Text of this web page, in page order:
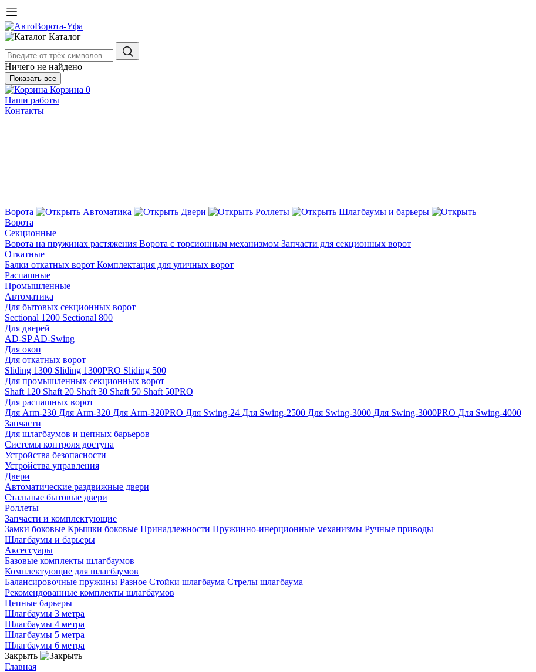
Каталог
Ничего не найдено
Показать все
Корзина 0
Наши работы
Контакты
Ворота Автоматика Двери Роллеты
Шлагбаумы и барьеры
Ворота
Секционные
Ворота на пружинах растяжения Ворота с торсионным механизмом Запчасти для секционных ворот
Откатные
Балки откатных ворот Комплектация для уличных ворот
Распашные
Промышленные
Автоматика
Для бытовых секционных ворот
Sectional 1200 Sectional 800
Для дверей
AD-SPAD-Swing
Для окон
Для откатных ворот
Sliding 1300 Sliding 1300PRO Sliding 500
Для промышленных секционных ворот
Shaft 120 Shaft 20 Shaft 30 Shaft 50 Shaft 50PRO
Для распашных ворот
Для Arm-230 Для Arm-320 Для Arm-320PRO Для Swing-24 Для Swing-2500 Для Swing-3000 Для Swing-3000PRO Для Swing-4000
Запчасти
Для шлагбаумов и цепных барьеров
Системы контроля доступа
Устройства безопасности
Устройства управления
Двери
Автоматические раздвижные двери
Стальные бытовые двери
Роллеты
Запчасти и комплектующие
Замки боковые Крышки боковые Принадлежности Пружинно-инерционные механизмы Ручные приводы
Шлагбаумы и барьеры
Аксессуары
Базовые комплекты шлагбаумов
Комплектующие для шлагбаумов
Балансировочные пружины Разное Стойки шлагбаума Стрелы шлагбаума
Рекомендованные комплекты шлагбаумов
Цепные барьеры
Шлагбаумы 3 метра
Шлагбаумы 4 метра
Шлагбаумы 5 метра
Шлагбаумы 6 метра
Закрыть
Главная